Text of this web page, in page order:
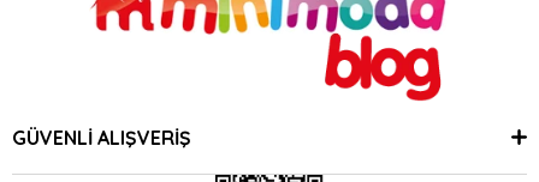
GÜVENLİ ALIŞVERİŞ